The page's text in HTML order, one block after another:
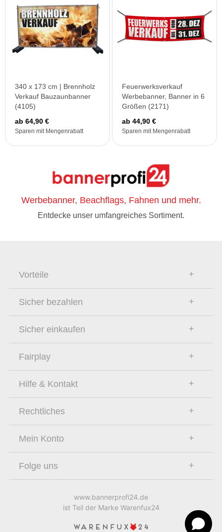
340 x 173 cm | Brennholz
Verkauf Bauzaunbanner
(4105)
ab 64,90 €
Sparen mit Mengenrabatt
Feuerwerksverkauf
Werbebanner, Banner in 6
Größen (2171)
ab 44,90 €
Sparen mit Mengenrabatt
Werbebanner, Beachflags, Fahnen und mehr.
Entdecke unser umfangreiches Sortiment.
Vorteile
Sicher bezahlen
Sicher einkaufen
Fairplay
Hilfe & Kontakt
Rechtliches
Mein Konto
Folge uns
www.bannerprofi24.de
ist Teil der Marke Warenfux24